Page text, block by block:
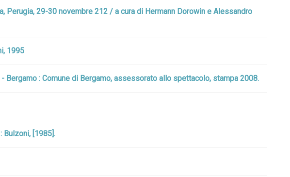
29-30 novembre 212 / a cura di Hermann Dorowin e Alessandro
1995
: Comune di Bergamo, assessorato allo spettacolo, stampa 2008.
Bulzoni, [1985].